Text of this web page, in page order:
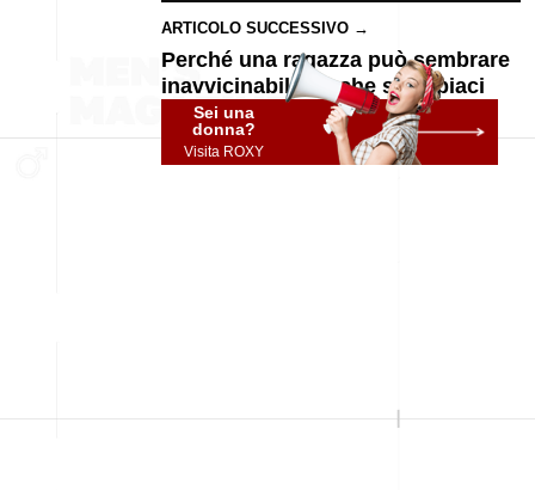
ARTICOLO SUCCESSIVO →
Perché una ragazza può sembrare
inavvicinabile, anche se le piaci
Sei una
donna?
Visita ROXY